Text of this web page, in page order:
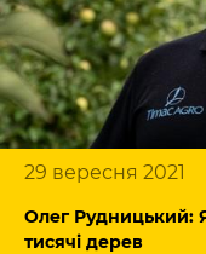
29 вересня 2021
Олег Рудницький:
тисячі дерев